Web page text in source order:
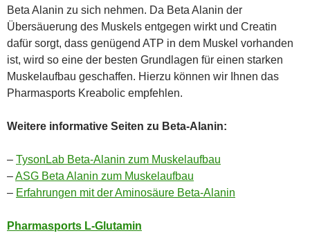
Beta Alanin zu sich nehmen. Da Beta Alanin der
Übersäuerung des Muskels entgegen wirkt und Creatin
dafür sorgt, dass genügend ATP in dem Muskel vorhanden
ist, wird so eine der besten Grundlagen für einen starken
Muskelaufbau geschaffen. Hierzu können wir Ihnen das
Pharmasports Kreabolic empfehlen.
Weitere informative Seiten zu Beta-Alanin:
– TysonLab Beta-Alanin zum Muskelaufbau
–ASG Beta Alanin zum Muskelaufbau
– Erfahrungen mit der Aminosäure Beta-Alanin
Pharmasports L-Glutamin